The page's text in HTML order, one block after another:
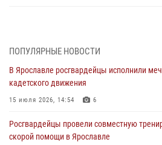
03 августа 2026, 07:24
Ярославские росгвардейцы за
более 300 выездов по сигналам «тревога»
03 августа 2026, 07:09
Росгвардейцы оказали помощь
празднования Дня ВДВ в Ярославле
ПОПУЛЯРНЫЕ НОВОСТИ
В Ярославле росгвардейцы исполнили
кадетского движения
15 июля 2026, 14:54 6
Росгвардейцы провели совместную
скорой помощи в Ярославле